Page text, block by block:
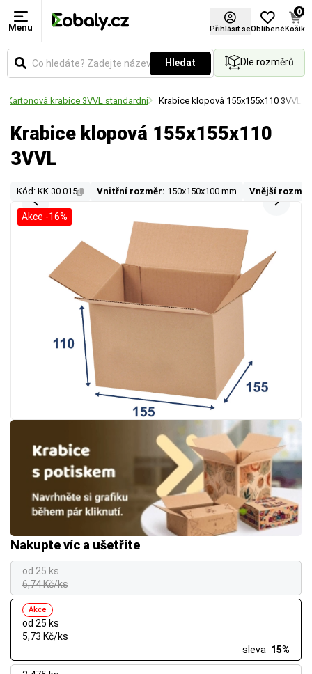
Menu Přihlásit seOblíbené
0
Košík
Hledat Dle rozměrů
Kartonová krabice 3VVL standardní Krabice klopová 155x155x110 3VVL
Krabice klopová 155x155x110
3VVL
Kód: KK 30 015 Vnitřní rozměr: 150x150x100 mm Vnější
Nakupte víc a ušetříte
od 25 ks
6,74 Kč/ks
od 25 ks
Akce
5,73 Kč/ks
sleva 15%
Akce -16%